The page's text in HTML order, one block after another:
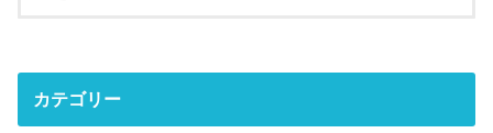
カテゴリー